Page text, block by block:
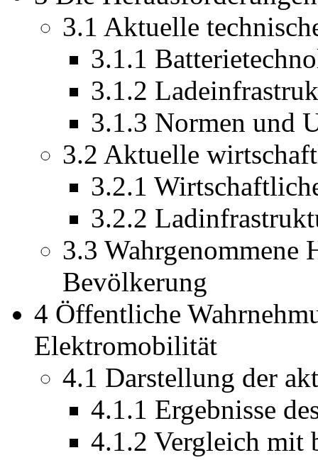
3.1 Aktuelle
3.1.1
3.1.2
3.1.3 Normen und
3.2 Aktuelle
3.2.1
3.2.2
3.3 Wahrgenommene
Bevölkerung
4 Öffentliche
Elektromobilität
4.1 Darstellung der
4.1.1 Ergebnisse
4.1.2 Vergleich mit